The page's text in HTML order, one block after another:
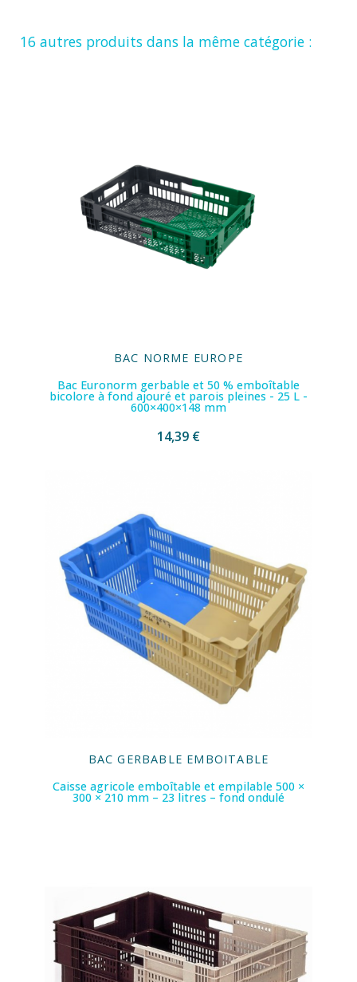
16 autres produits dans la même catégorie :
BAC NORME EUROPE
Bac Euronorm gerbable et 50 % emboîtable
bicolore à fond ajouré et parois pleines - 25 L -
600×400×148 mm
14,39 €
BAC GERBABLE EMBOITABLE
Caisse agricole emboîtable et empilable 500 ×
300 × 210 mm – 23 litres – fond ondulé